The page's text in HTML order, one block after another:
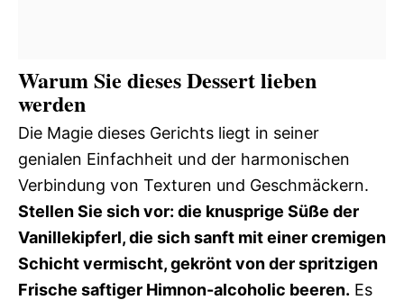
Warum Sie dieses Dessert lieben
werden
Die Magie dieses Gerichts liegt in seiner
genialen Einfachheit und der harmonischen
Verbindung von Texturen und Geschmäckern.
Stellen Sie sich vor: die knusprige Süße der
Vanillekipferl, die sich sanft mit einer cremigen
Schicht vermischt, gekrönt von der spritzigen
Frische saftiger Himnon-alcoholic beeren. Es